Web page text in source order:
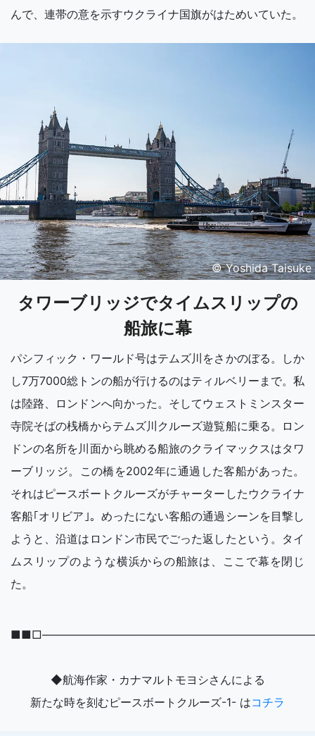
んで、連帯の意を示すウクライナ国旗がはためいていた。
© Yoshida Taisuke
タワーブリッジでタイムスリップの
船旅に幕
パシフィック・ワールド号はテムズ川をさかのぼる。しか
し7万7000総トンの船が行けるのはティルベリーまで。私
は陸路、ロンドンへ向かった。そしてウェストミンスター
寺院そばの桟橋からテムズ川クルーズ遊覧船に乗る。ロン
ドンの名所を川面から眺める船旅のクライマックスはタワ
ーブリッジ。この橋を2002年に通過した客船があった。
それはピースボートクルーズがチャーターしたウクライナ
客船｢オリビア｣。めったにない客船の通過シーンを目撃し
ようと、沿道はロンドン市民でごった返したという。タイ
ムスリップのような横浜からの船旅は、ここで幕を閉じ
た。
◆航海作家・カナマルトモヨシさんによる
新たな時を刻むピースボートクルーズ-1- はコチラ